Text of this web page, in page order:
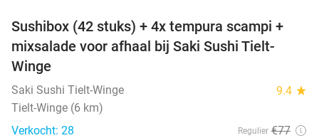
51%
Sushibox (42 stuks) + 4x tempura scampi +
mixsalade voor afhaal bij Saki Sushi Tielt-
Winge
Saki Sushi Tielt-Winge 9.4 star
Tielt-Winge (6 km)
Verkocht: 28
Regulier €77